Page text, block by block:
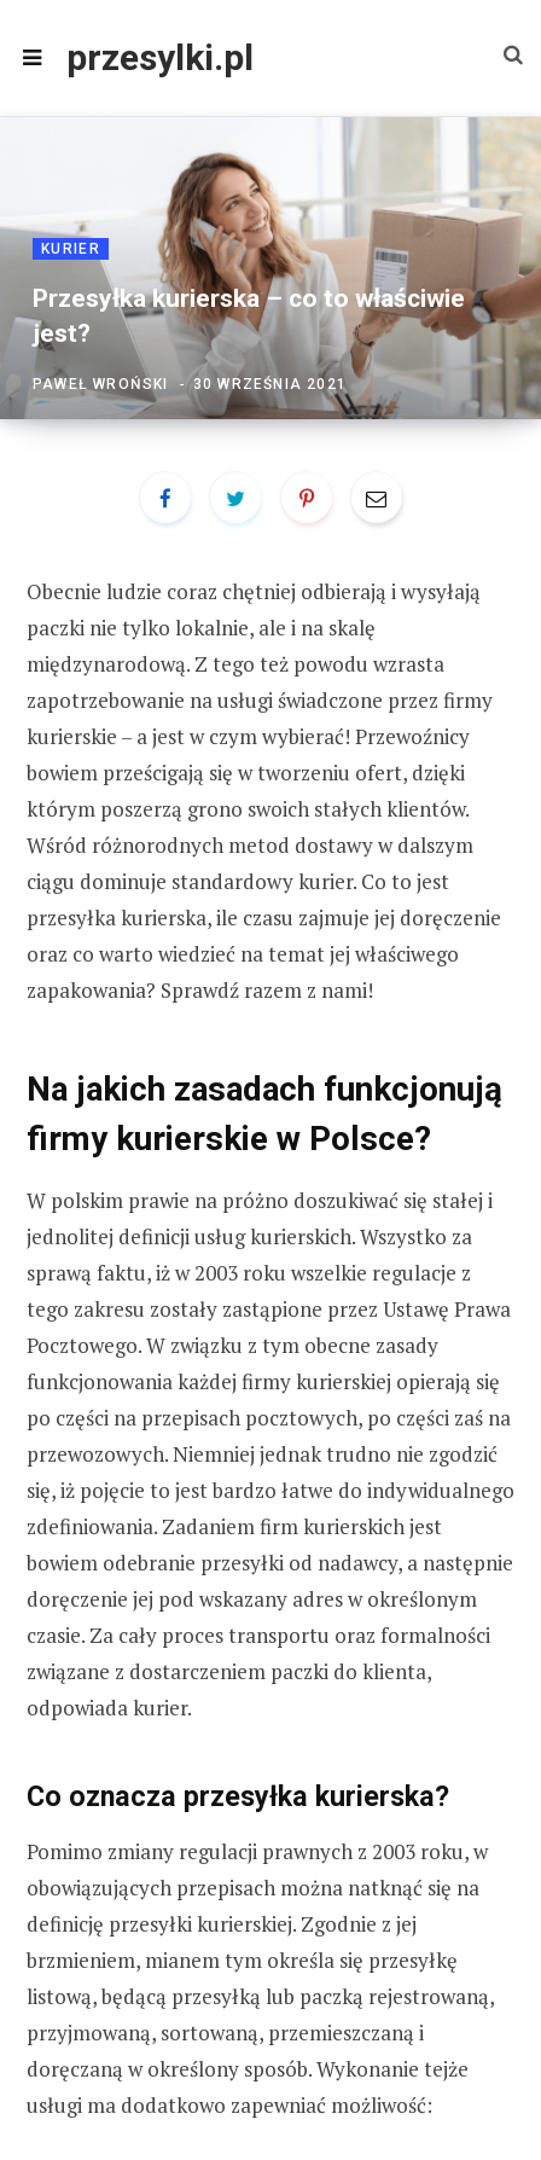
przesylki.pl
KURIER
Przesyłka kurierska – co to właściwie
jest?
PAWEŁ WROŃSKI 30 WRZEŚNIA 2021
Obecnie ludzie coraz chętniej odbierają i wysyłają
paczki nie tylko lokalnie, ale i na skalę
międzynarodową. Z tego też powodu wzrasta
zapotrzebowanie na usługi świadczone przez firmy
kurierskie – a jest w czym wybierać! Przewoźnicy
bowiem prześcigają się w tworzeniu ofert, dzięki
którym poszerzą grono swoich stałych klientów.
Wśród różnorodnych metod dostawy w dalszym
ciągu dominuje standardowy kurier. Co to jest
przesyłka kurierska, ile czasu zajmuje jej doręczenie
oraz co warto wiedzieć na temat jej właściwego
zapakowania? Sprawdź razem z nami!
Na jakich zasadach funkcjonują
firmy kurierskie w Polsce?
W polskim prawie na próżno doszukiwać się stałej i
jednolitej definicji usług kurierskich. Wszystko za
sprawą faktu, iż w 2003 roku wszelkie regulacje z
tego zakresu zostały zastąpione przez Ustawę Prawa
Pocztowego. W związku z tym obecne zasady
funkcjonowania każdej firmy kurierskiej opierają się
po części na przepisach pocztowych, po części zaś na
przewozowych. Niemniej jednak trudno nie zgodzić
się, iż pojęcie to jest bardzo łatwe do indywidualnego
zdefiniowania. Zadaniem firm kurierskich jest
bowiem odebranie przesyłki od nadawcy, a następnie
doręczenie jej pod wskazany adres w określonym
czasie. Za cały proces transportu oraz formalności
związane z dostarczeniem paczki do klienta,
odpowiada kurier.
Co oznacza przesyłka kurierska?
Pomimo zmiany regulacji prawnych z 2003 roku, w
obowiązujących przepisach można natknąć się na
definicję przesyłki kurierskiej. Zgodnie z jej
brzmieniem, mianem tym określa się przesyłkę
listową, będącą przesyłką lub paczką rejestrowaną,
przyjmowaną, sortowaną, przemieszczaną i
doręczaną w określony sposób. Wykonanie tejże
usługi ma dodatkowo zapewniać możliwość: